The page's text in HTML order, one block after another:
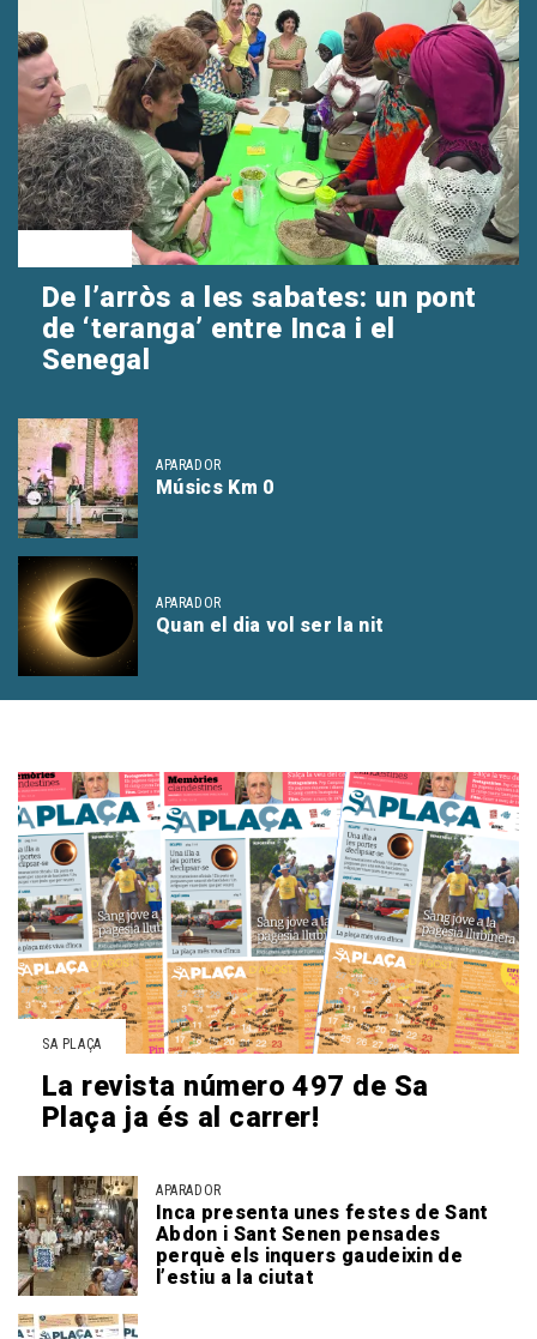
De l’arròs a les sabates: un pont
de ‘teranga’ entre Inca i el
Senegal
APARADOR
Músics Km 0
APARADOR
Quan el dia vol ser la nit
SA PLAÇA
La revista número 497 de Sa
Plaça ja és al carrer!
APARADOR
Inca presenta unes festes de Sant
Abdon i Sant Senen pensades
perquè els inquers gaudeixin de
l’estiu a la ciutat